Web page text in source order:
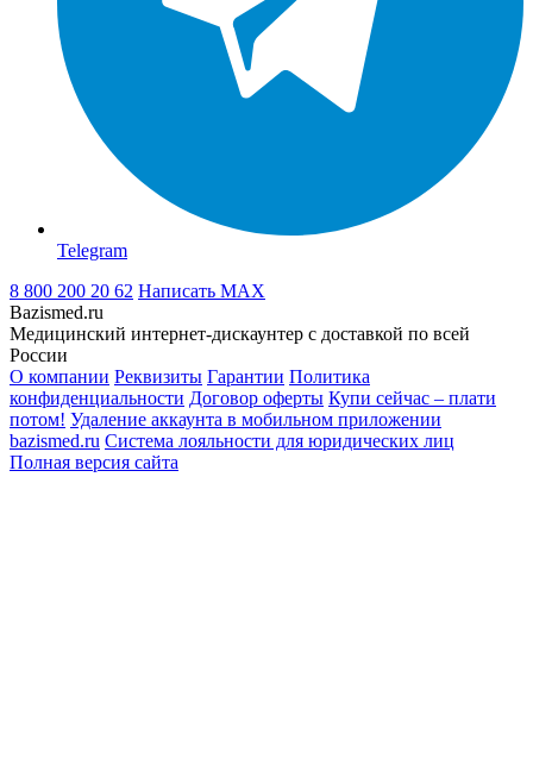
Telegram
8 800 200 20 62 Написать MAX
Bazismed.ru
Медицинский интернет-дискаунтер с доставкой по всей
России
О компании Реквизиты Гарантии Политика
конфиденциальности Договор оферты Купи сейчас – плати
потом! Удаление аккаунта в мобильном приложении
bazismed.ru Система лояльности для юридических лиц
Полная версия сайта